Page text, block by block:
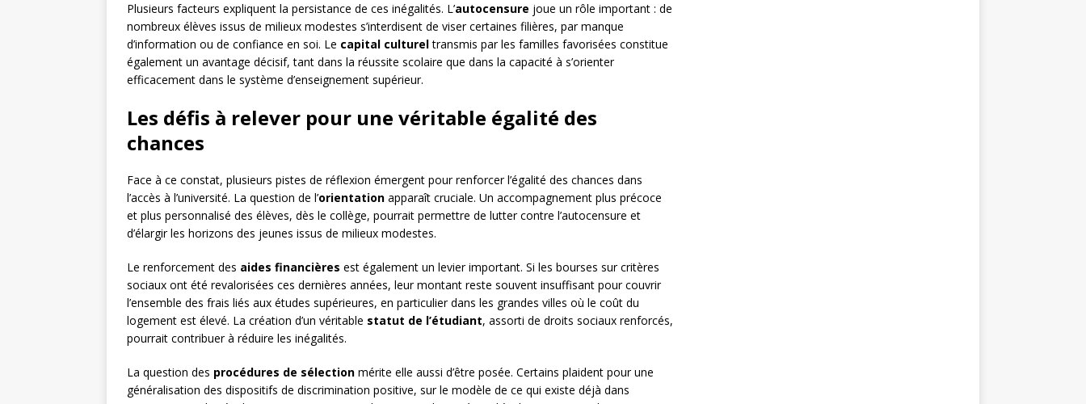
Plusieurs facteurs expliquent la persistance de ces inégalités. L’autocensure joue un rôle important : de
nombreux élèves issus de milieux modestes s’interdisent de viser certaines filières, par manque
d’information ou de confiance en soi. Le capital cultureltransmis par les familles favorisées constitue
également un avantage décisif, tant dans la réussite scolaire que dans la capacité à s’orienter
efficacement dans le système d’enseignement supérieur.
Les défis à relever pour une véritable égalité des
chances
Face à ce constat, plusieurs pistes de réflexion émergent pour renforcer l’égalité des chances dans
l’accès à l’université. La question de l’orientation apparaît cruciale. Un accompagnement plus précoce
et plus personnalisé des élèves, dès le collège, pourrait permettre de lutter contre l’autocensure et
d’élargir les horizons des jeunes issus de milieux modestes.
Le renforcement des aides financières est également un levier important. Si les bourses sur critères
sociaux ont été revalorisées ces dernières années, leur montant reste souvent insuffisant pour couvrir
l’ensemble des frais liés aux études supérieures, en particulier dans les grandes villes où le coût du
logement est élevé. La création d’un véritable statut de l’étudiant, assorti de droits sociaux renforcés,
pourrait contribuer à réduire les inégalités.
La question des procédures de sélection mérite elle aussi d’être posée. Certains plaident pour une
généralisation des dispositifs de discrimination positive, sur le modèle de ce qui existe déjà dans